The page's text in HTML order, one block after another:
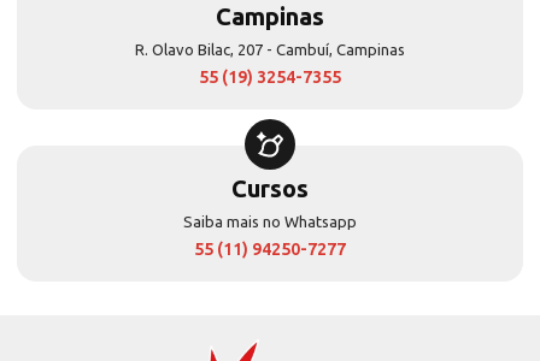
Campinas
R. Olavo Bilac, 207 - Cambuí, Campinas
55 (19) 3254-7355
Cursos
Saiba mais no Whatsapp
55 (11) 94250-7277